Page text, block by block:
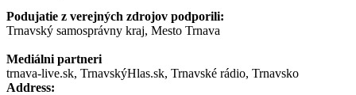
Podujatie z verejných zdrojov podporili:
Trnavský samosprávny kraj, Mesto Trnava
Mediálni partneri
trnava-live.sk, TrnavskýHlas.sk, Trnavské rádio, Trnavsko
Address: